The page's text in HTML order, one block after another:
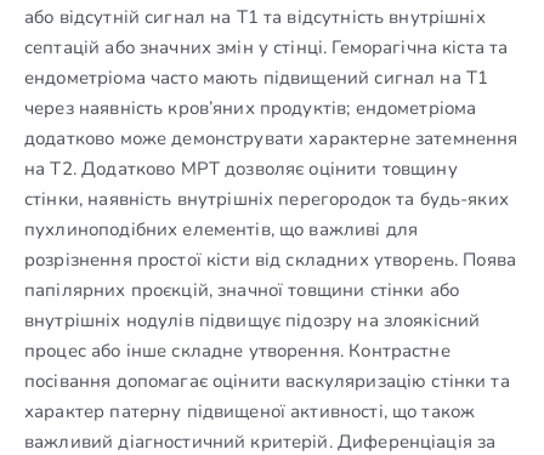
або відсутній сигнал на T1 та відсутність внутрішніх
септацій або значних змін у стінці. Геморагічна кіста та
ендометріома часто мають підвищений сигнал на T1
через наявність кров’яних продуктів; ендометріома
додатково може демонструвати характерне затемнення
на T2. Додатково МРТ дозволяє оцінити товщину
стінки, наявність внутрішніх перегородок та будь-яких
пухлиноподібних елементів, що важливі для
розрізнення простої кісти від складних утворень. Поява
папілярних проєкцій, значної товщини стінки або
внутрішніх нодулів підвищує підозру на злоякісний
процес або інше складне утворення. Контрастне
посівання допомагає оцінити васкуляризацію стінки та
характер патерну підвищеної активності, що також
важливий діагностичний критерій. Диференціація за